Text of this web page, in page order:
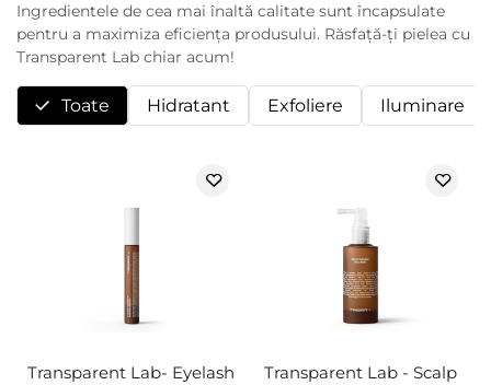
Ingredientele de cea mai înaltă calitate sunt încapsulate
pentru a maximiza eficiența produsului. Răsfață-ți pielea cu
Transparent Lab chiar acum!
Toate Hidratant Exfoliere Iluminare
Transparent Lab- Eyelash
Transparent Lab - Scalp